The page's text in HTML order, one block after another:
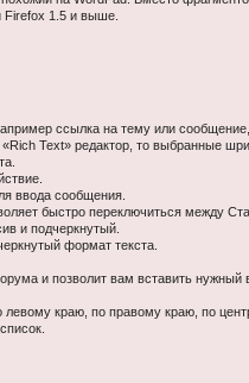
Firefox 1.5 и выше.
ссылка на тему или
Text» редактор, то выбранные
ввода сообщения.
быстро переключиться между
и подчеркнутый.
формат текста.
и позволит вам вставить нужный
левому краю, по правому краю, по